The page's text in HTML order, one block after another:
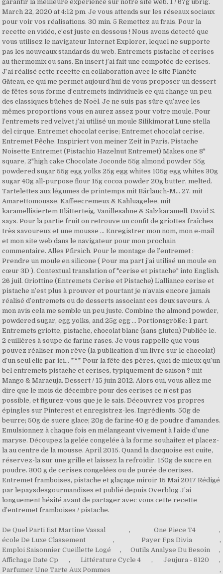
De Quel Parti Est Martine Vassal , One Piece T4
,
école De Luxe Classement
, Payer Fps Divia
,
Emploi Saisonnier Cueillette Logé
, Outils Analyse Du Besoin
,
Affichage Date Cp
, Littérature Cycle 4 , Jeujura - 8120
,
Parfumer Une Tarte Aux Pommes
,